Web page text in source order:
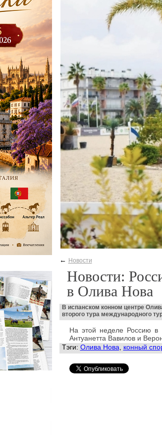
← Новости
Новости:
в Олива Нова
В испанском конном центре
второго тура международного
На этой неделе Россию
Антуанетта Вавилов и
Тэги: Олива Нова, конный